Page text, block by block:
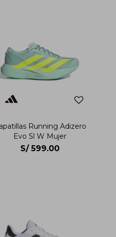
Running Adizero
Evo Sl W Mujer
S/ 599.00